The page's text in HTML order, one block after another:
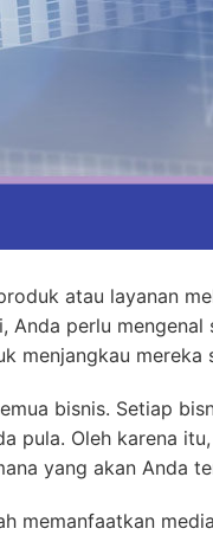
atau layanan
perlu mengenal
menjangkau mereka
bisnis. Setiap
pula. Oleh karena
yang akan Anda
memanfaatkan